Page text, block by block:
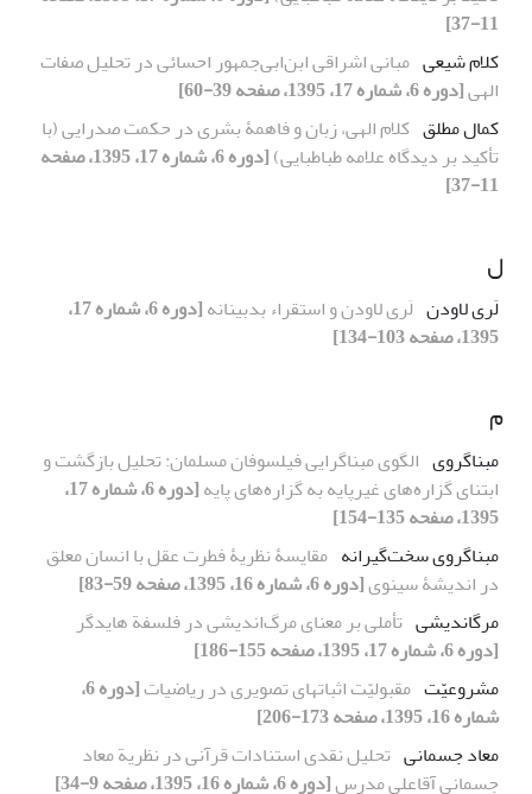
11-37]
کلام شیعی مبانی اشراقی ابن‌ابی‌جمهور احسائی در تحلیل صفات
الهی[دوره 6، شماره 17، 1395، صفحه 39-60]
کمال مطلق کلام الهی، زبان و فاهمۀ بشری در حکمت صدرایی (با
تأکید بر دیدگاه علامه طباطبایی)
[دوره 6، شماره 17، 1395، صفحه
11-37]
ل
لَری لاودن لَری لاودن و استقراء بدبینانه
[دوره 6، شماره 17،
1395، صفحه 103-134]
م
مبناگروی الگوی مبناگرایی فیلسوفان مسلمان: تحلیل بازگشت و
ابتنای گزاره‌های غیرپایه به گزاره‌های پایه
[دوره 6، شماره 17،
1395، صفحه 135-154]
مبناگروی سخت‌گیرانه مقایسۀ‌ نظریۀ فطرت عقل با انسان معلق
در اندیشۀ‌ سینوی[دوره 6، شماره 16، 1395، صفحه 59-83]
مرگاندیشی تأملی بر معنای مرگ‌اندیشی در فلسفة هایدگر
[دوره 6، شماره 17، 1395، صفحه 155-186]
مشروعیّت مقبولیّت اثباتهای تصویری در ریاضیات
[دوره 6،
شماره 16، 1395، صفحه 173-206]
معاد جسمانی تحلیل نقدی استنادات قرآنی در نظریة معاد
جسمانی آقاعلی مدرس[دوره 6، شماره 16، 1395، صفحه 9-34]